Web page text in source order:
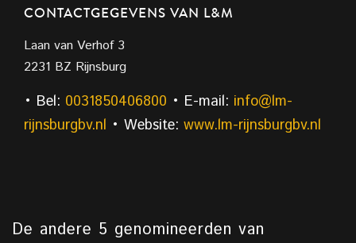
CONTACTGEGEVENS VAN L&M
Laan van Verhof 3
2231 BZ Rijnsburg
• Bel: 0031850406800 • E-mail: info@lm-
rijnsburgbv.nl • Website: www.lm-rijnsburgbv.nl
De andere 5 genomineerden van